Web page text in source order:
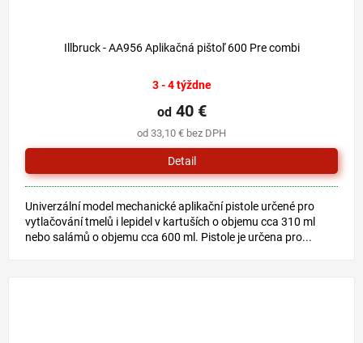
Illbruck - AA956 Aplikačná pištoľ 600 Pre combi
3 - 4 týždne
od 33,10 € bez DPH
od40 €
Detail
Univerzální model mechanické aplikační pistole určené pro
vytlačování tmelů i lepidel v kartuších o objemu cca 310 ml
nebo salámů o objemu cca 600 ml. Pistole je určena pro...